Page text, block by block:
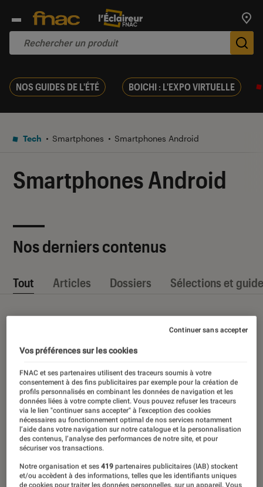
NOS GUIDES DE L'ÉTÉ BOICHI : L'EXPO VIRTUELLE
Tech Smartphones Smartphones Android
Smartphones Android
Nos derniers contenus
Tout Articles Dossiers Sélections et
Vos préférences sur les cookies
FNAC et ses partenaires utilisent des traceurs soumis à votre
consentement à des fins publicitaires par exemple pour la création de
profils personnalisés en combinant les données de navigation et les
données liées à votre compte client. Vous pouvez refuser les traceurs
via le lien "continuer sans accepter" à l’exception des cookies
nécessaires au fonctionnement optimal de nos services notamment
l’aide dans votre navigation sur notre catalogue et la personnalisation
des contenus, l’analyse des performances de notre site, et pour
sécuriser vos transactions.
Notre organisation et ses419 partenaires publicitaires (IAB) stockent
et/ou accèdent à des informations, telles que les identifiants uniques
de cookies pour traiter les données personnelles, sur un appareil. Vous
Continuer sans accepter